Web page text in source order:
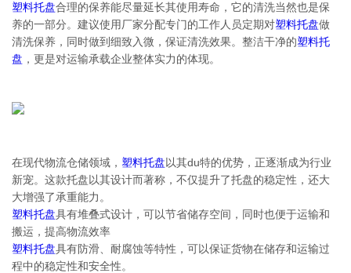
塑料托盘合理的保养能尽量延长其使用寿命，它的清洗当然也是保
养的一部分。建议使用厂家分配专门的工作人员定期对塑料托盘做
清洗保养，同时做到细致入微，保证清洗效果。整洁干净的塑料托
盘 ，更是对运输承载企业整体实力的体现。
在现代物流仓储领域， 塑料托盘以其du特的优势，正逐渐成为行业
新宠。这款托盘以其设计而著称，不仅提升了托盘的稳定性，还大
大增强了承重能力。
塑料托盘具有堆叠式设计，可以节省储存空间，同时也便于运输和
搬运，提高物流效率
塑料托盘具有防滑、耐腐蚀等特性，可以保证货物在储存和运输过
程中的稳定性和安全性。